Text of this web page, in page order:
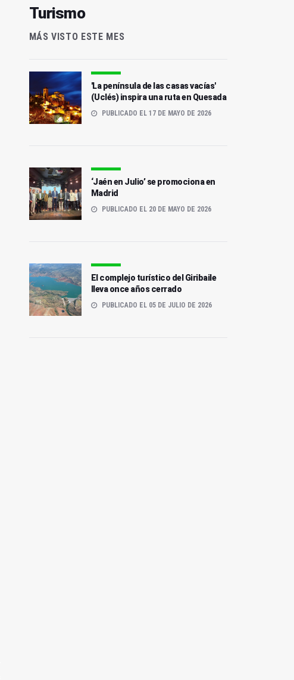
Turismo
MÁS VISTO ESTE MES
'La península de las casas vacías'
(Uclés) inspira una ruta en Quesada
PUBLICADO EL 17 DE MAYO DE 2026
‘Jaén en Julio’ se promociona en
Madrid
PUBLICADO EL 20 DE MAYO DE 2026
El complejo turístico del Giribaile
lleva once años cerrado
PUBLICADO EL 05 DE JULIO DE 2026